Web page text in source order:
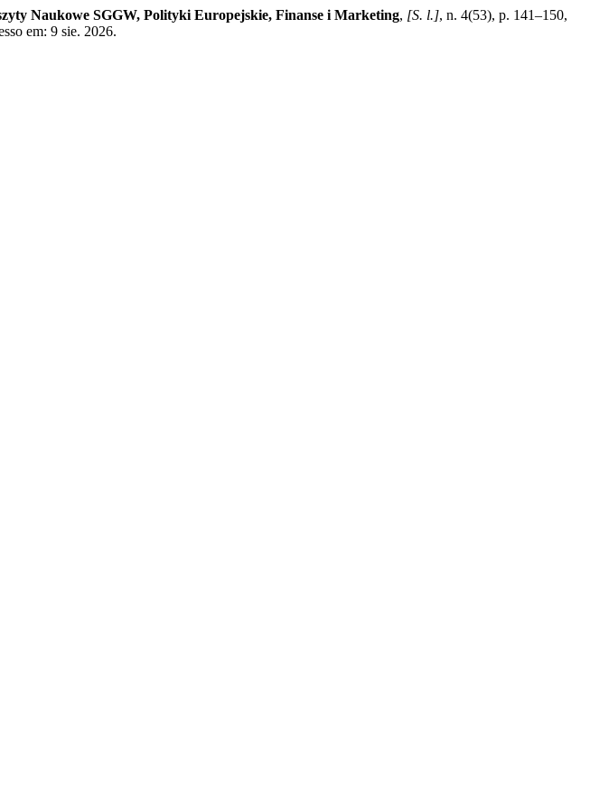
Naukowe SGGW, Polityki Europejskie, Finanse i Marketing, [S. l.], n. 4(53), p. 141–150,
em: 9 sie. 2026.